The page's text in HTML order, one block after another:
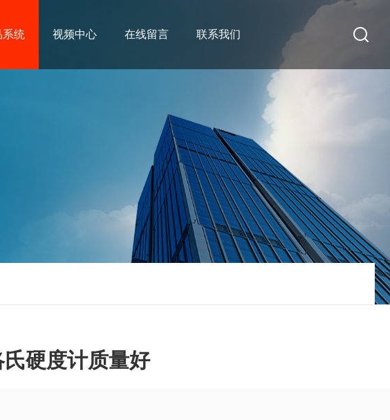
系统 视频中心 在线留言 联系我们
硬度计质量好